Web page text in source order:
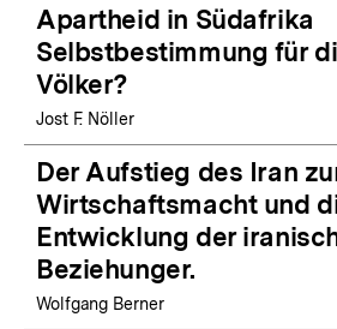
Apartheid in Südafrika
Selbstbestimmung für
Völker?
Jost F. Nöller
Der Aufstieg des Iran
Wirtschaftsmacht und
Entwicklung der
Beziehunger.
Wolfgang Berner